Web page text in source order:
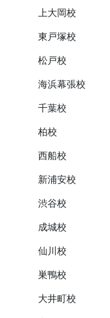
上大岡校
東戸塚校
松戸校
海浜幕張校
千葉校
柏校
西船校
新浦安校
渋谷校
成城校
仙川校
巣鴨校
大井町校